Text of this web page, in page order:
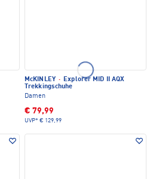
McKINLEY · Explorer MID II AQX
Trekkingschuhe
Damen
€ 79,99
UVP* € 129,99